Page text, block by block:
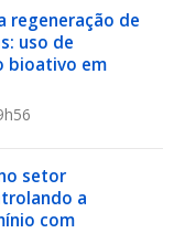
regeneração de
uso de
bioativo em
setor
a
com